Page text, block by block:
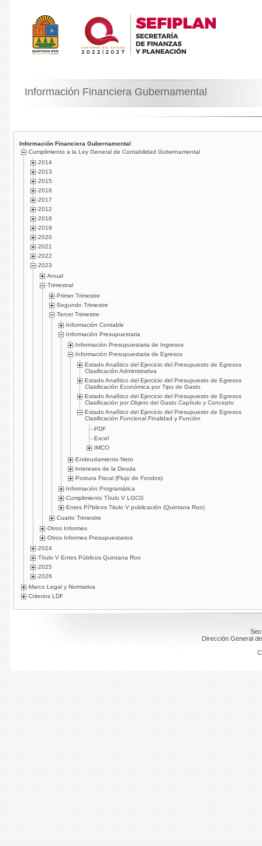
Información Financiera Gubernamental
Información Financiera Gubernamental
Cumplimiento a la Ley General de Contabilidad Gubernamental
2014
2013
2015
2016
2017
2012
2018
2019
2020
2021
2022
2023
Anual
Trimestral
Primer Trimestre
Segundo Trimestre
Tercer Trimestre
Información Contable
Información Presupuestaria
Información Presupuestaria de Ingresos
Información Presupuestaria de Egresos
Estado Analí­tico del Ejercicio del Presupuesto de Egresos
Clasificación Administrativa
Estado Analí­tico del Ejercicio del Presupuesto de Egresos
Clasificación Económica por Tipo de Gasto
Estado Analí­tico del Ejercicio del Presupuesto de Egresos
Clasificación por Objeto del Gasto Capí­tulo y Concepto
Estado Analí­tico del Ejercicio del Presupuesto de Egresos
Clasificación Funcional Finalidad y Función
PDF
Excel
IMCO
Endeudamiento Neto
Intereses de la Deuda
Postura Fiscal (Flujo de Fondos)
Información Programática
Cumplimiento Tí­tulo V LGCG
Entes Píºblicos Titulo V publicación (Quintana Roo)
Cuarto Trimestre
Otros Informes
Otros Informes Presupuestarios
2024
Título V Entes Públicos Quintana Roo
2025
2026
Marco Legal y Normativa
Criterios LDF
Dirección General